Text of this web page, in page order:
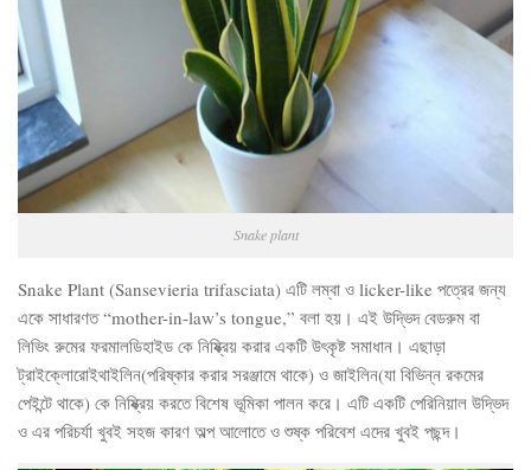
Snake plant
Snake Plant (Sansevieria trifasciata) এটি লম্বা ও licker-like পত্রের জন্য
একে সাধারণত “mother-in-law’s tongue,” বলা হয়। এই উদ্ভিদ বেডরুম বা
লিভিং রুমের ফরমালডিহাইড কে নিষ্ক্রিয় করার একটি উৎকৃষ্ট সমাধান। এছাড়া
ট্রাইক্লোরোইথাইলিন(পরিষ্কার করার সরঞ্জামে থাকে) ও জাইলিন(যা বিভিন্ন রকমের
পেইন্টে থাকে) কে নিষ্ক্রিয় করতে বিশেষ ভূমিকা পালন করে। এটি একটি পেরিনিয়াল উদ্ভিদ
ও এর পরিচর্যা খুবই সহজ কারণ অল্প আলোতে ও শুষ্ক পরিবেশ এদের খুবই পছন্দ।